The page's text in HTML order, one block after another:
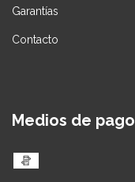
Garantías
Contacto
Medios de pago